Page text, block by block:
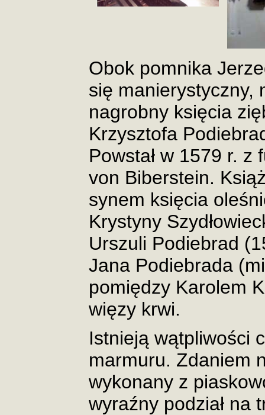
Obok pomnika
się manierystyczny,
nagrobny księcia
Krzysztofa
Powstał w 1579 r.
von Biberstein.
synem księcia
Krystyny
Urszuli Podiebrad
Jana Podiebrada
pomiędzy Karolem
więzy krwi.
Istnieją wątpliwości
marmuru. Zdaniem
wykonany z
wyraźny podział na